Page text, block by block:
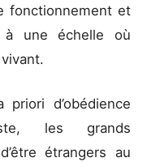
fonctionnement et
à une échelle où
d’obédience
les grands
étrangers au